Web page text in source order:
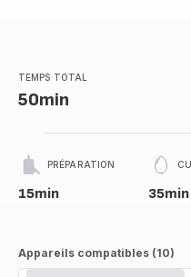
TEMPS TOTAL
50min
PRÉPARATION
15min 35min
Appareils compatibles (10)